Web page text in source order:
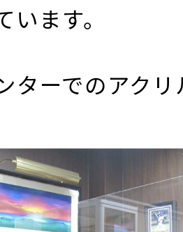
います。
ターでのアクリ